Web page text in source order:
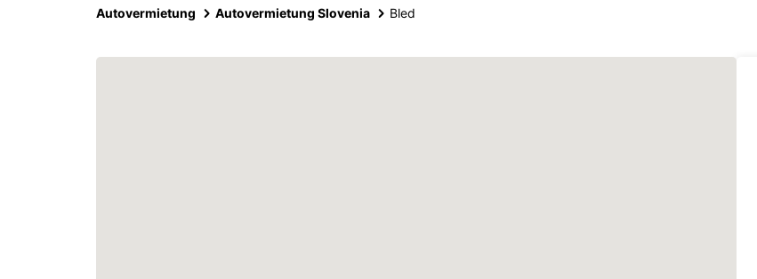
Autovermietung Autovermietung Slovenia Bled